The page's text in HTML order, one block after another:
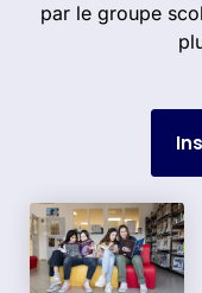
par le groupe